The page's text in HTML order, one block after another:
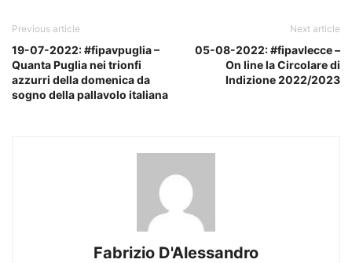
Previous article
19-07-2022: #fipavpuglia –
Quanta Puglia nei trionfi
azzurri della domenica da
sogno della pallavolo italiana
Next article
05-08-2022: #fipavlecce –
On line la Circolare di
Indizione 2022/2023
Fabrizio D'Alessandro